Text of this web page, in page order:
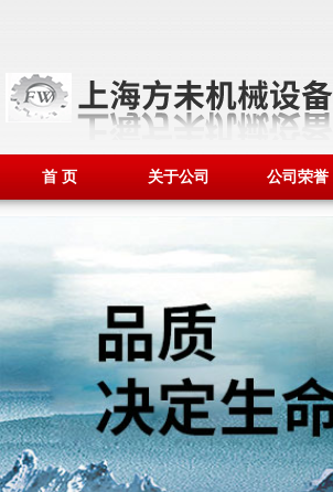
首 页 关于公司 公司荣誉